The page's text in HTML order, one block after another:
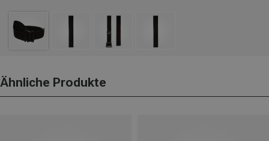
Ähnliche Produkte